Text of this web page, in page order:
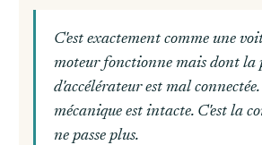
C'est exactement comme une
moteur fonctionne mais dont la
d'accélérateur est mal
mécanique est intacte. C'est la
ne passe plus.